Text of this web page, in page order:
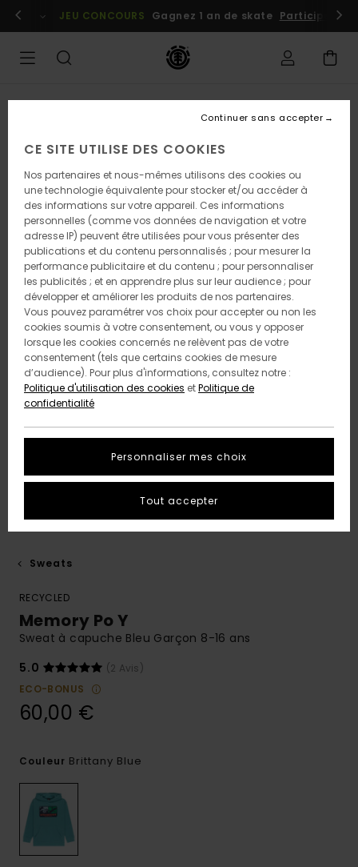
l'information
Se connecter / s'inscrire
JEU CONCOURS Gagnez 1 an de skate Participez
Sweats
RECYCLED
Memory Po Y
Sweat à capuche Bleu Garçon 8-16 ans
5.0
(2 Avis)
ECO-BONUS
60,00 €
Couleur Brittany Blue
CE SITE UTILISE DES COOKIES
Nos partenaires et nous-mêmes utilisons des cookies ou
une technologie équivalente pour stocker et/ou accéder à
des informations sur votre appareil. Ces informations
personnelles (comme vos données de navigation et votre
adresse IP) peuvent être utilisées pour vous présenter des
publications et du contenu personnalisés ; pour mesurer la
performance publicitaire et du contenu ; pour personnaliser
les publicités ; et en apprendre plus sur leur audience ; pour
développer et améliorer les produits de nos partenaires.
Vous pouvez paramétrer vos choix pour accepter ou non les
cookies soumis à votre consentement, ou vous y opposer
lorsque les cookies concernés ne relèvent pas de votre
consentement (tels que certains cookies de mesure
d’audience). Pour plus d'informations, consultez notre :
Politique d'utilisation des cookies etPolitique de
confidentialité
Personnaliser mes choix
Continuer sans accepter
Tout accepter